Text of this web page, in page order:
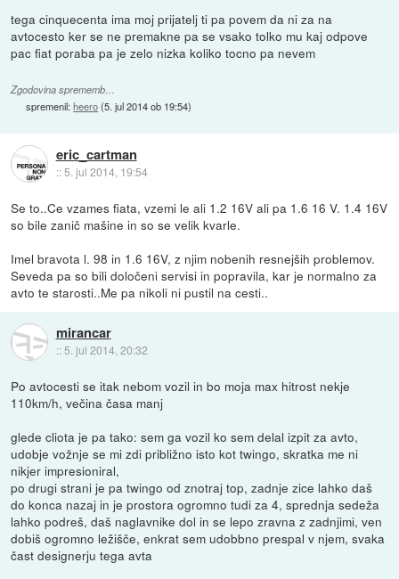
tega cinquecenta ima moj prijatelj ti pa povem da ni za na
avtocesto ker se ne premakne pa se vsako tolko mu kaj odpove
pac fiat poraba pa je zelo nizka koliko tocno pa nevem
Zgodovina sprememb…
spremenil:heero(5. jul 2014 ob 19:54)
eric_cartman
::5. jul 2014, 19:54
Se to..Ce vzames fiata, vzemi le ali 1.2 16V ali pa 1.6 16 V. 1.4 16V
so bile zanič mašine in so se velik kvarle.
Imel bravota l. 98 in 1.6 16V, z njim nobenih resnejših problemov.
Seveda pa so bili določeni servisi in popravila, kar je normalno za
avto te starosti..Me pa nikoli ni pustil na cesti..
mirancar
:: 5. jul 2014, 20:32
Po avtocesti se itak nebom vozil in bo moja max hitrost nekje
110km/h, večina časa manj
glede cliota je pa tako: sem ga vozil ko sem delal izpit za avto,
udobje vožnje se mi zdi približno isto kot twingo, skratka me ni
nikjer impresioniral,
po drugi strani je pa twingo od znotraj top, zadnje zice lahko daš
do konca nazaj in je prostora ogromno tudi za 4, sprednja sedeža
lahko podreš, daš naglavnike dol in se lepo zravna z zadnjimi, ven
dobiš ogromno ležišče, enkrat sem udobbno prespal v njem, svaka
čast designerju tega avta